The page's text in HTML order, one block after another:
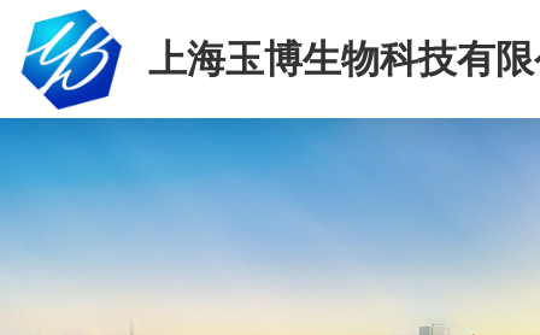
上海玉博生物科技有